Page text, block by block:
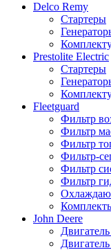
Delco Remy
Стартеры
Prestolite Electric
Стартеры
Fleetguard
Фильтр
Фильтр
Фильтр
Фильтр-
Фильтр
Фильтр
John Deere